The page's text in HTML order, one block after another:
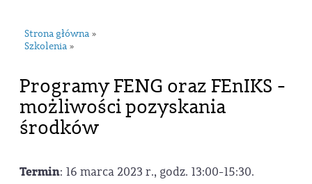
Strona główna »
Szkolenia »
Programy FENG oraz FEnIKS -
możliwości pozyskania
środków
Termin: 16 marca 2023 r., godz. 13:00-15:30.